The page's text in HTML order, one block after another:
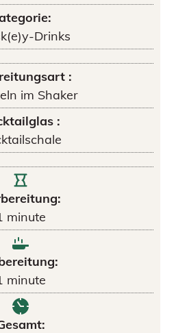
Drinks
:
im Shaker
:
minute
minute